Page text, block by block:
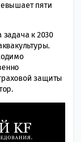
пяти
к 2030
защиты